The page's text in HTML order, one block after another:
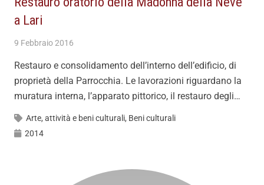
a Lari
9 Febbraio 2016
Restauro e consolidamento dell’interno dell’edificio, di
proprietà della Parrocchia. Le lavorazioni riguardano la
muratura interna, l’apparato pittorico, il restauro degli…
Arte, attività e beni culturali, Beni culturali
2014